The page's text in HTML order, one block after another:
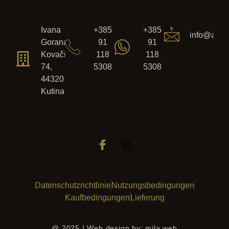
Ivana
Gorana
Kovačića
74,
44320
Kutina
+385
91
118
5308
+385
91
118
5308
Datenschutzrichtlinie Nutzungsbedingungen
Kaufbedingungen Lieferung